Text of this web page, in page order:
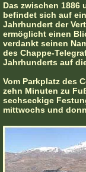
Das zwischen 1886
befindet sich auf
Jahrhundert der
ermöglicht einen
verdankt seinen
des Chappe-
Jahrhunderts auf
Vom Parkplatz des
zehn Minuten zu
sechseckige
mittwochs und